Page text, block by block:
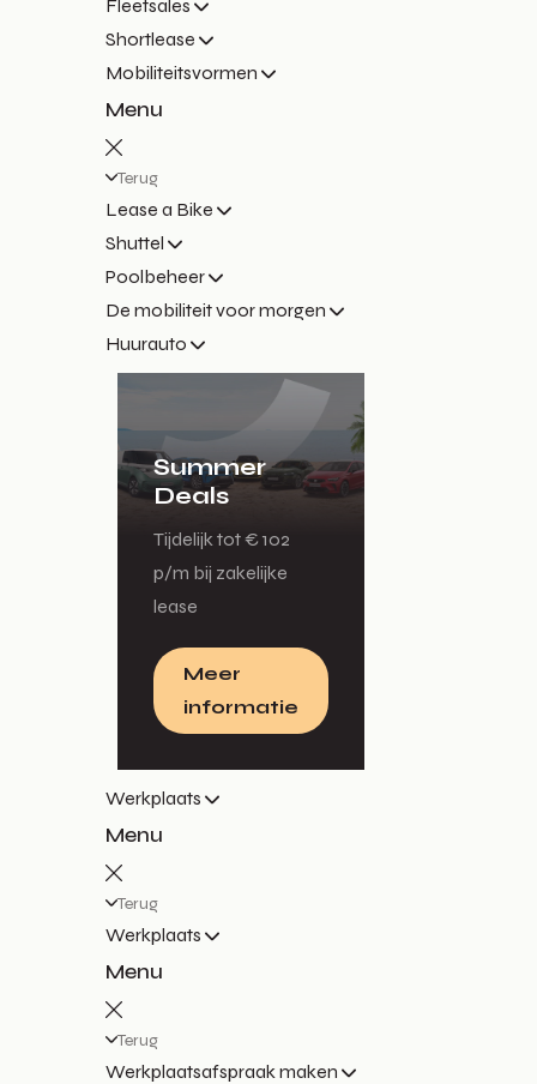
Fleetsales
Shortlease
Mobiliteitsvormen
Menu
Terug
Lease a Bike
Shuttel
Poolbeheer
De mobiliteit voor morgen
Huurauto
Summer
Deals
Tijdelijk tot € 102
p/m bij zakelijke
lease
Meer
informatie
Werkplaats
Menu
Terug
Werkplaats
Menu
Terug
Werkplaatsafspraak maken